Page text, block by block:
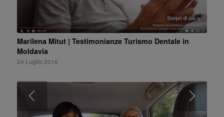
Marilena Mitut | Testimonianze Turismo Dentale in
Moldavia
24 Luglio 2016